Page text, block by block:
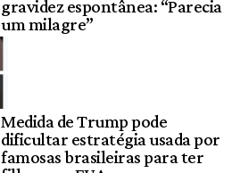
gravidez espontânea: “Parecia
um milagre”
Medida de Trump pode
dificultar estratégia usada por
famosas brasileiras para ter